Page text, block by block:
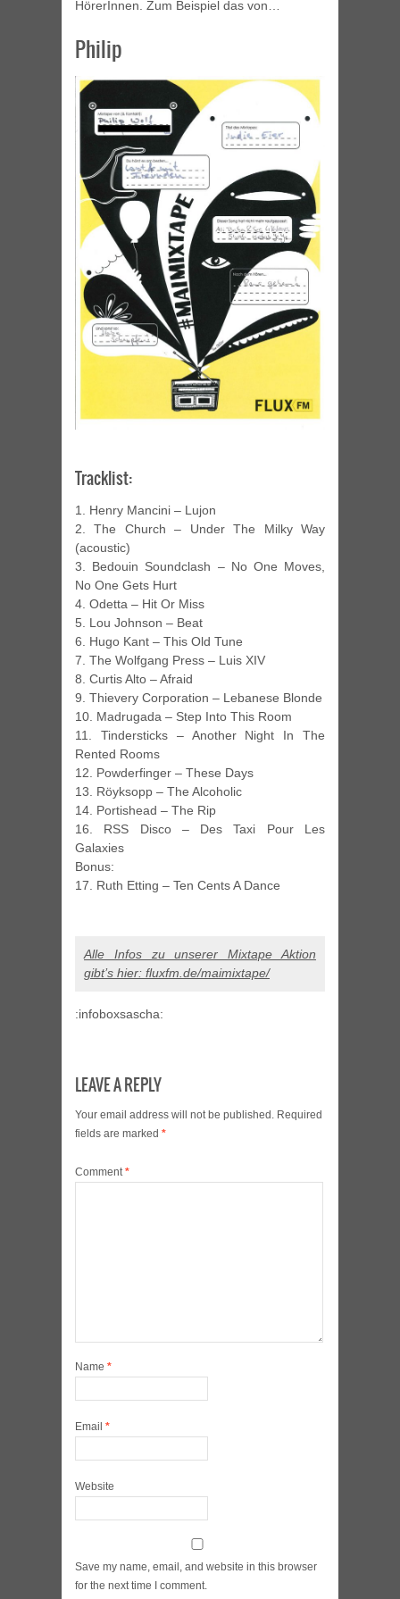
HörerInnen. Zum Beispiel das von…
Philip
Tracklist:
1. Henry Mancini – Lujon
2. The Church – Under The Milky Way
(acoustic)
3. Bedouin Soundclash – No One Moves,
No One Gets Hurt
4. Odetta – Hit Or Miss
5. Lou Johnson – Beat
6. Hugo Kant – This Old Tune
7. The Wolfgang Press – Luis XIV
8. Curtis Alto – Afraid
9. Thievery Corporation – Lebanese Blonde
10. Madrugada – Step Into This Room
11. Tindersticks – Another Night In The
Rented Rooms
12. Powderfinger – These Days
13. Röyksopp – The Alcoholic
14. Portishead – The Rip
16. RSS Disco – Des Taxi Pour Les
Galaxies
Bonus:
17. Ruth Etting – Ten Cents A Dance
Alle Infos zu unserer Mixtape Aktion
gibt’s hier: fluxfm.de/maimixtape/
:infoboxsascha:
LEAVE A REPLY
Your email address will not be published. Required
fields are marked *
Comment*
Name *
Email *
Website
Save my name, email, and website in this browser
for the next time I comment.